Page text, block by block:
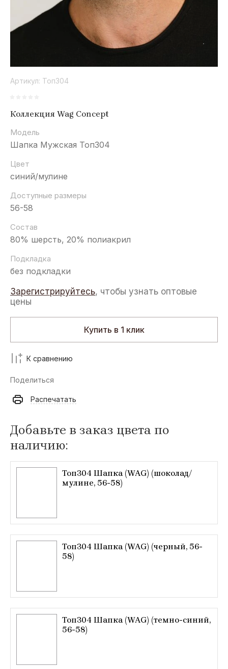
Артикул: Топ304
Коллекция Wag Concept
Модель
Шапка Мужская Топ304
Цвет
синий/мулине
Доступные размеры
56-58
Состав
80% шерсть, 20% полиакрил
Подкладка
без подкладки
Зарегистрируйтесь, чтобы узнать оптовые
цены
Купить в 1 клик
К сравнению
Поделиться
Распечатать
Добавьте в заказ цвета по
наличию:
Топ304 Шапка (WAG) (шоколад/
мулине, 56-58)
Топ304 Шапка (WAG) (черный, 56-
58)
Топ304 Шапка (WAG) (темно-синий,
56-58)